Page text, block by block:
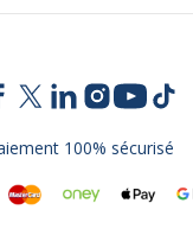
100% sécurisé